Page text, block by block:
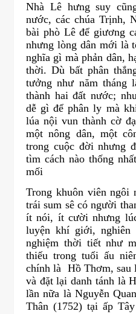
Nhà Lê hưng suy
nước, các chúa Trịnh,
bài phò Lê để giương
nhưng lòng dân mới là
nghĩa gì mà phản dân,
thời. Dù bất phân
tưởng như năm tháng
thành hai đất nước;
dễ gì để phân ly mà
lúa nội vun thành cờ
một nông dân, một
trong cuộc đời nhưng
tìm cách nào thống
mối
Trong khuôn viên ngôi
trái sum sê có người
ít nói, ít cười nhưng
luyện khí giới,
nghiệm thời tiết như
thiếu trong tuổi ấu
chính là Hồ Thơm, sau
và đặt lại danh tánh là
lần nữa là Nguyễn
Thân (1752) tại ấp